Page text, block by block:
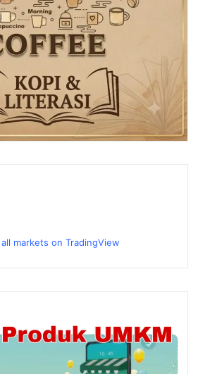
all markets on TradingView